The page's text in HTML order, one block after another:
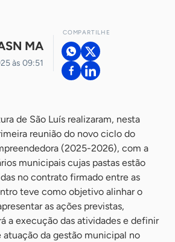
MA
às 09:51
COMPARTILHE
de São Luís realizaram, nesta
reunião do novo ciclo do
(2025-2026), com a
municipais cujas pastas estão
no contrato firmado entre as
teve como objetivo alinhar o
as ações previstas,
a execução das atividades e definir
atuação da gestão municipal no